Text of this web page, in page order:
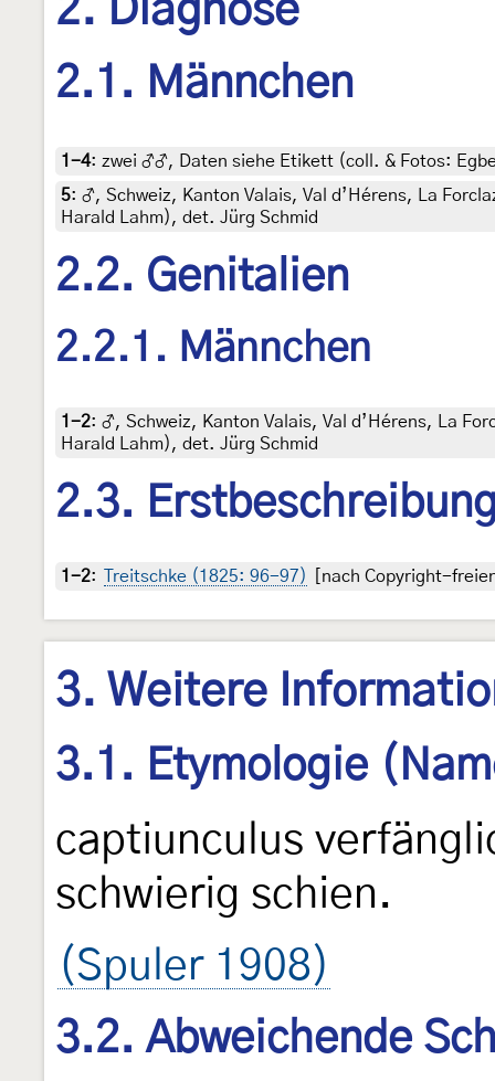
2. Diagnose
2.1. Männchen
1-4: zwei ♂♂, Daten siehe Etikett (coll. & Fotos:
5: ♂, Schweiz, Kanton Valais, Val d’Hérens, La
Harald Lahm), det. Jürg Schmid
2.2. Genitalien
2.2.1. Männchen
1-2: ♂, Schweiz, Kanton Valais, Val d’Hérens, La
Harald Lahm), det. Jürg Schmid
2.3.
1-2: Treitschke (1825: 96-97) [nach Copyright-
3. Weitere
3.1. Etymologie
captiunculus
schwierig schien.
(Spuler 1908)
3.2. Abweichende